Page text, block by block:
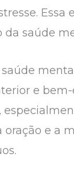
Essa
da saúde
e bem-
oração e a